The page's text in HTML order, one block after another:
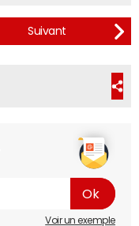
Voir un exemple